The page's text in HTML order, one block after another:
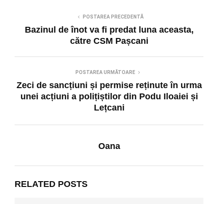
POSTAREA PRECEDENTĂ
Bazinul de înot va fi predat luna aceasta,
către CSM Pașcani
POSTAREA URMĂTOARE
Zeci de sancțiuni și permise reținute în urma
unei acțiuni a polițiștilor din Podu Iloaiei și
Lețcani
Oana
RELATED POSTS